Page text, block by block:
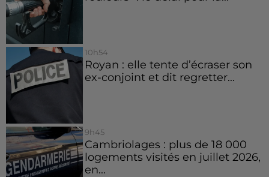
10h54
Royan : elle tente d’écraser son
ex-conjoint et dit regretter...
9h45
Cambriolages : plus de 18 000
logements visités en juillet 2026,
en...